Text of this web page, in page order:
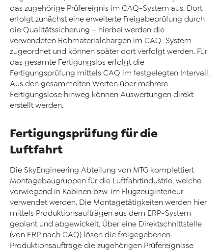
das zugehörige Prüfereignis im CAQ-System aus. Dort
erfolgt zunächst eine erweiterte Freigabeprüfung durch
die Qualitätssicherung – hierbei werden die
verwendeten Rohmaterialchargen im CAQ-System
zugeordnet und können später dort verfolgt werden. Für
das gesamte Fertigungslos erfolgt die
Fertigungsprüfung mittels CAQ im festgelegten Intervall.
Aus den gesammelten Werten über mehrere
Fertigungslose hinweg können Auswertungen direkt
erstellt werden.
Fertigungsprüfung für die
Luftfahrt
Die SkyEngineering Abteilung von MTG komplettiert
Montagebaugruppen für die Luftfahrtindustrie, welche
vorwiegend in Kabinen bzw. im Flugzeuginterieur
verwendet werden. Die Montagetätigkeiten werden hier
mittels Produktionsaufträgen aus dem ERP-System
geplant und abgewickelt. Über eine Direktschnittstelle
(von ERP nach CAQ) lösen die freigegebenen
Produktionsaufträge die zugehörigen Prüfereignisse